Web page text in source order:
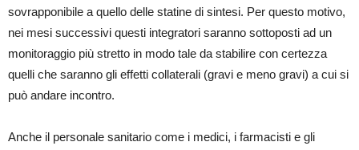
sovrapponibile a quello delle statine di sintesi. Per questo motivo,
nei mesi successivi questi integratori saranno sottoposti ad un
monitoraggio più stretto in modo tale da stabilire con certezza
quelli che saranno gli effetti collaterali (gravi e meno gravi) a cui si
può andare incontro.
Anche il personale sanitario come i medici, i farmacisti e gli